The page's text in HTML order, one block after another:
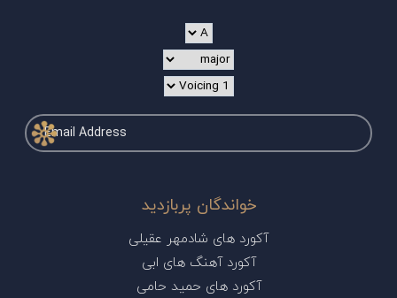
خواندگان پربازدید
آکورد های شادمهر عقیلی
آکورد آهنگ های ابی
آکورد های حمید حامی